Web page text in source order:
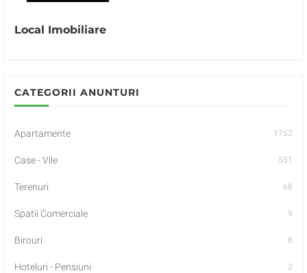
Local Imobiliare
CATEGORII ANUNTURI
Apartamente 1752
Case - Vile 551
Terenuri 68
Spatii Comerciale 9
Birouri 8
Hoteluri - Pensiuni 2